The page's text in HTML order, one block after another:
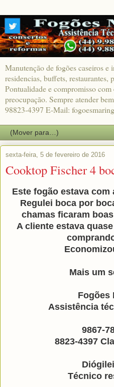
Manutenção de fogões caseiros e
residencias, buffets, restaurantes,
Pontualidade e compromisso
preocupação. Sempre atender
98823-4397 E-Mail:
sexta-feira, 5 de fevereiro de 2016
Cooktop Fischer 4
Este fogão estava com
Regulei boca por
chamas ficaram
A cliente estava
Mais um
Fogões
Assistência
9867-
8823-4397
Técnico